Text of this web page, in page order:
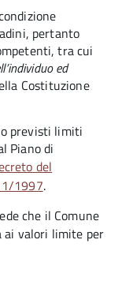
pertanto
tra cui
ed
Costituzione
previsti limiti
Piano di
del
1997.
che il Comune
ai valori limite per